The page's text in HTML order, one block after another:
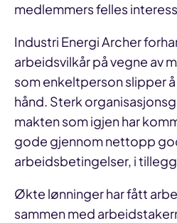
medlemmers felles
Industri Energi Archer
arbeidsvilkår på vegne av
som enkeltperson slipper
hånd. Sterk
makten som igjen har
gode gjennom nettopp
arbeidsbetingelser, i
Økte lønninger har fått
sammen med